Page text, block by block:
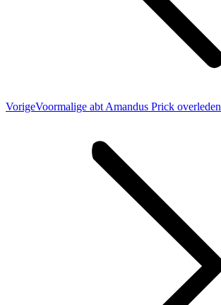
VorigeVorig
Voormalige abt Amandus Prick overleden